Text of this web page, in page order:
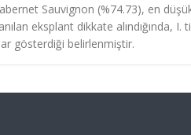
Sauvignon (%74.73), en
eksplant dikkate alındığında,
gösterdiği belirlenmiştir.